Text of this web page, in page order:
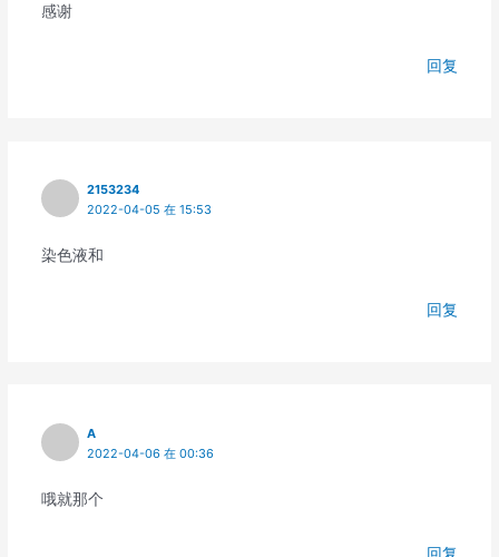
感谢
回复
2153234
2022-04-05 在 15:53
染色液和
回复
A
2022-04-06 在 00:36
哦就那个
回复